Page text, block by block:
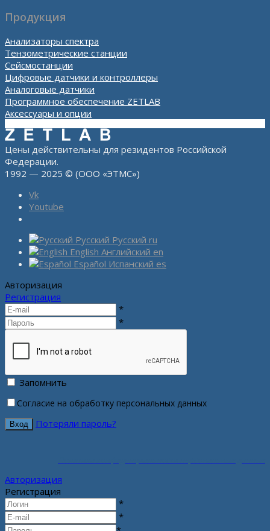
Продукция
Анализаторы спектра
Тензометрические станции
Сейсмостанции
Цифровые датчики и контроллеры
Аналоговые датчики
Программное обеспечение ZETLAB
Аксессуары и опции
Цены действительны для резидентов Российской
Федерации.
1992 — 2025 © (ООО «ЭТМС»)
Vk
Youtube
Русский Русский ru
English Английский en
Español Испанский es
Авторизация
Регистрация
*
*
Запомнить
Согласие на обработку персональных данных
Потеряли пароль?
Авторизация
Регистрация
*
*